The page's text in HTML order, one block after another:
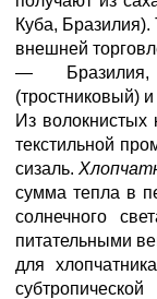
Куба,
внешней
— Бразилия,
(тростниковый)
Из волокнистых
текстильной
сизаль.
сумма тепла в
солнечного
питательными
для